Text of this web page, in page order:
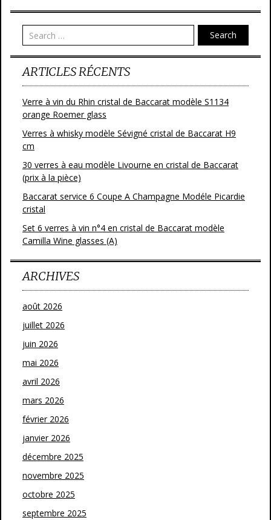
Search
ARTICLES RÉCENTS
Verre à vin du Rhin cristal de Baccarat modèle S1134
orange Roemer glass
Verres à whisky modèle Sévigné cristal de Baccarat H9
cm
30 verres à eau modèle Livourne en cristal de Baccarat
(prix à la pièce)
Baccarat service 6 Coupe A Champagne Modéle Picardie
cristal
Set 6 verres à vin n°4 en cristal de Baccarat modèle
Camilla Wine glasses (A)
ARCHIVES
août 2026
juillet 2026
juin 2026
mai 2026
avril 2026
mars 2026
février 2026
janvier 2026
décembre 2025
novembre 2025
octobre 2025
septembre 2025